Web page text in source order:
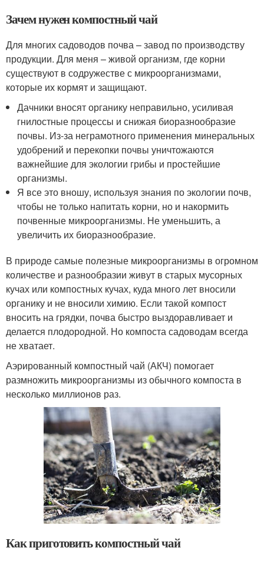
Зачем нужен компостный чай
Для многих садоводов почва – завод по производству
продукции. Для меня – живой организм, где корни
существуют в содружестве с микроорганизмами,
которые их кормят и защищают.
Дачники вносят органику неправильно, усиливая
гнилостные процессы и снижая биоразнообразие
почвы. Из-за неграмотного применения минеральных
удобрений и перекопки почвы уничтожаются
важнейшие для экологии грибы и простейшие
организмы.
Я все это вношу, используя знания по экологии почв,
чтобы не только напитать корни, но и накормить
почвенные микроорганизмы. Не уменьшить, а
увеличить их биоразнообразие.
В природе самые полезные микроорганизмы в огромном
количестве и разнообразии живут в старых мусорных
кучах или компостных кучах, куда много лет вносили
органику и не вносили химию. Если такой компост
вносить на грядки, почва быстро выздоравливает и
делается плодородной. Но компоста садоводам всегда
не хватает.
Аэрированный компостный чай (АКЧ) помогает
размножить микроорганизмы из обычного компоста в
несколько миллионов раз.
Как приготовить компостный чай